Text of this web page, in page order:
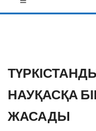
НАУҚАСҚА
ЖАСАДЫ